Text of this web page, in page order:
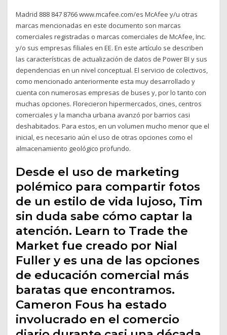
Madrid 888 847 8766 www.mcafee.com/es McAfee y/u otras
marcas mencionadas en este documento son marcas
comerciales registradas o marcas comerciales de McAfee, Inc.
y/o sus empresas filiales en EE. En este artículo se describen
las características de actualización de datos de Power BI y sus
dependencias en un nivel conceptual. El servicio de colectivos,
como mencionado anteriormente esta muy desarrollado y
cuenta con numerosas empresas de buses y, por lo tanto con
muchas opciones. Florecieron hipermercados, cines, centros
comerciales y la mancha urbana avanzó por barrios casi
deshabitados. Para estos, en un volumen mucho menor que el
inicial, es necesario aún el uso de otras opciones como el
almacenamiento geológico profundo.
Desde el uso de marketing
polémico para compartir fotos
de un estilo de vida lujoso, Tim
sin duda sabe cómo captar la
atención. Learn to Trade the
Market fue creado por Nial
Fuller y es una de las opciones
de educación comercial más
baratas que encontramos.
Cameron Fous ha estado
involucrado en el comercio